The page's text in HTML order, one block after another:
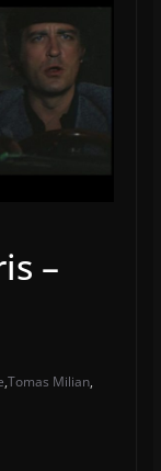
–
,Tomas Milian,